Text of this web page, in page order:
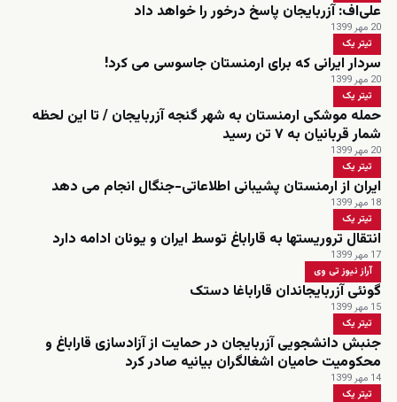
علی‌اف: آزربایجان پاسخ درخور را خواهد داد
20 مهر 1399
تیتر یک
سردار ایرانی که برای ارمنستان جاسوسی می کرد!
20 مهر 1399
تیتر یک
حمله موشکی ارمنستان به شهر گنجه آزربایجان / تا این لحظه
شمار قربانیان به ۷ تن رسید
20 مهر 1399
تیتر یک
ایران از ارمنستان پشیبانی اطلاعاتی-جنگال انجام می دهد
18 مهر 1399
تیتر یک
انتقال تروریستها به قاراباغ توسط ایران و یونان ادامه دارد
17 مهر 1399
آراز نیوز تی وی
گونئی آزربایجاندان قاراباغا دستک
15 مهر 1399
تیتر یک
جنبش دانشجویی آزربایجان در حمایت از آزادسازی قاراباغ و
محکومیت حامیان اشغالگران بیانیه صادر کرد
14 مهر 1399
تیتر یک